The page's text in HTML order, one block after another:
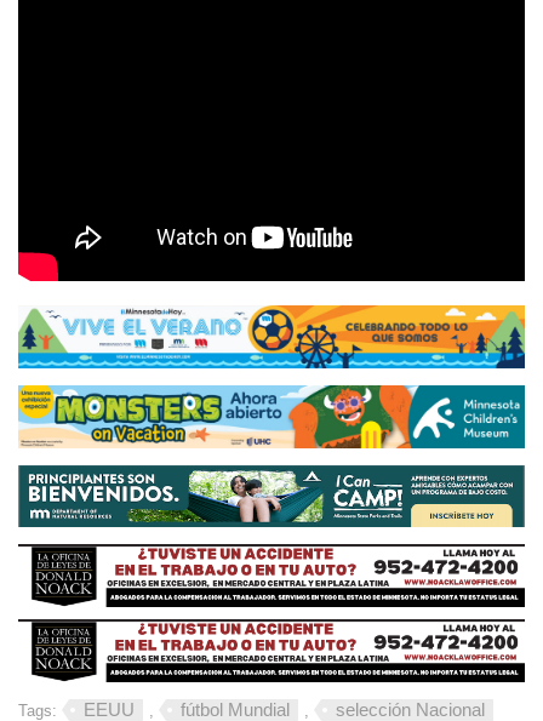
Tags: EEUU fútbol Mundial selección Nacional